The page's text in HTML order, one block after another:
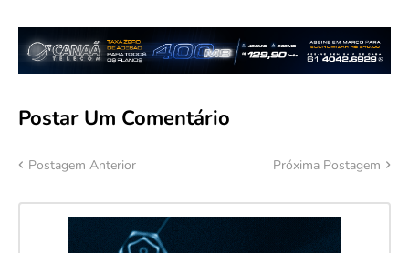
Postar Um Comentário
Postagem Anterior Próxima Postagem